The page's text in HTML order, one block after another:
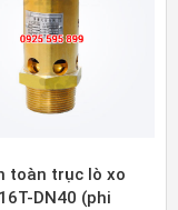
toàn trục lò xo
DN40 (phi